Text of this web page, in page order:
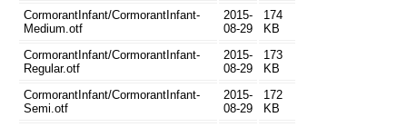
CormorantInfant/CormorantInfant-
Medium.otf
2015-
08-29
174
KB
CormorantInfant/CormorantInfant-
Regular.otf
2015-
08-29
173
KB
CormorantInfant/CormorantInfant-
Semi.otf
2015-
08-29
172
KB